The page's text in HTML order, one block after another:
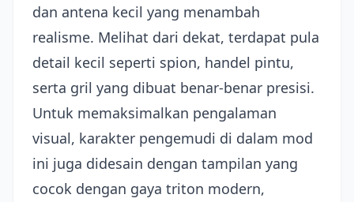
dan antena kecil yang menambah
realisme. Melihat dari dekat, terdapat pula
detail kecil seperti spion, handel pintu,
serta gril yang dibuat benar-benar presisi.
Untuk memaksimalkan pengalaman
visual, karakter pengemudi di dalam mod
ini juga didesain dengan tampilan yang
cocok dengan gaya triton modern,